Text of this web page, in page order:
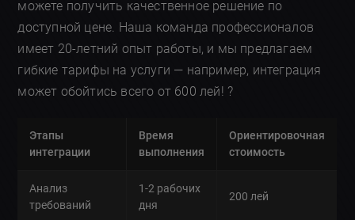
можете получить качественное решение по
доступной цене. Наша команда профессионалов
имеет 20-летний опыт работы, и мы предлагаем
гибкие тарифы на услуги — например, интеграция
может обойтись всего от 600 лей! ?
Этапы
интеграции
Время
выполнения
Ориентировочная
стоимость
Анализ
требований
1-2 рабочих
дня
200 лей